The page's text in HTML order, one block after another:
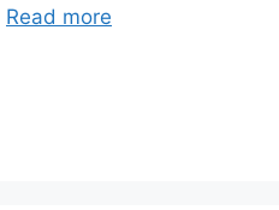
Read more